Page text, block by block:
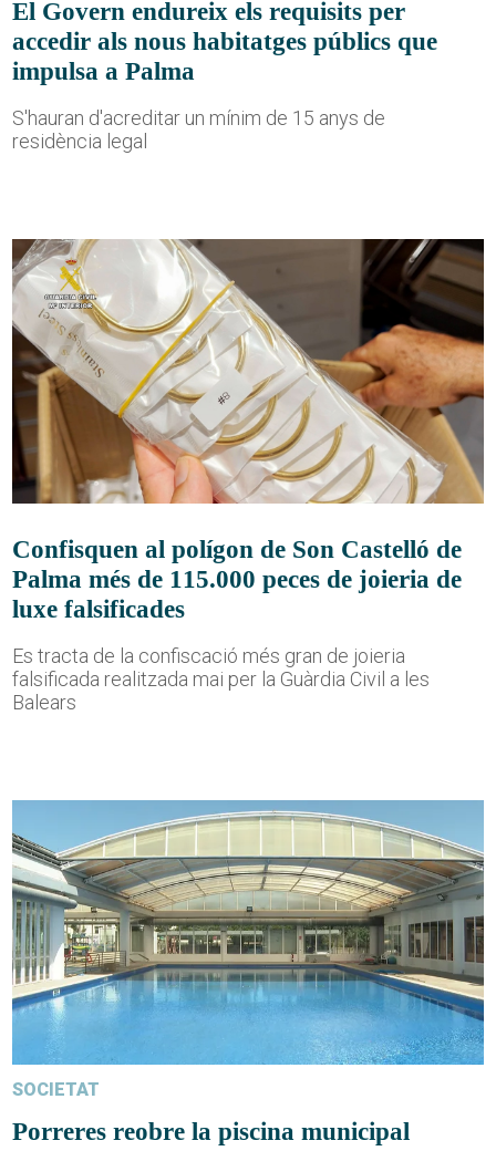
El Govern endureix els requisits per
accedir als nous habitatges públics que
impulsa a Palma
S'hauran d'acreditar un mínim de 15 anys de
residència legal
Confisquen al polígon de Son Castelló de
Palma més de 115.000 peces de joieria de
luxe falsificades
Es tracta de la confiscació més gran de joieria
falsificada realitzada mai per la Guàrdia Civil a les
Balears
SOCIETAT
Porreres reobre la piscina municipal